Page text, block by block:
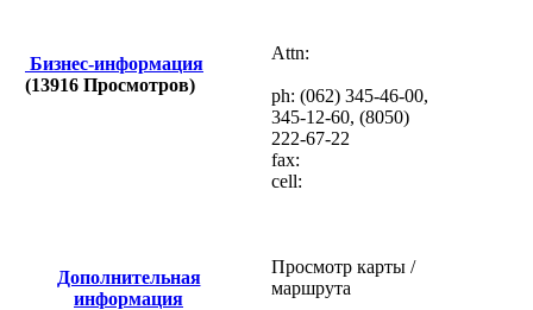
Бизнес-информация
(13916 Просмотров)
Дополнительная
информация
Attn:
ph: (062) 345-46-00,
345-12-60, (8050)
222-67-22
fax:
cell:
Просмотр карты /
маршрута